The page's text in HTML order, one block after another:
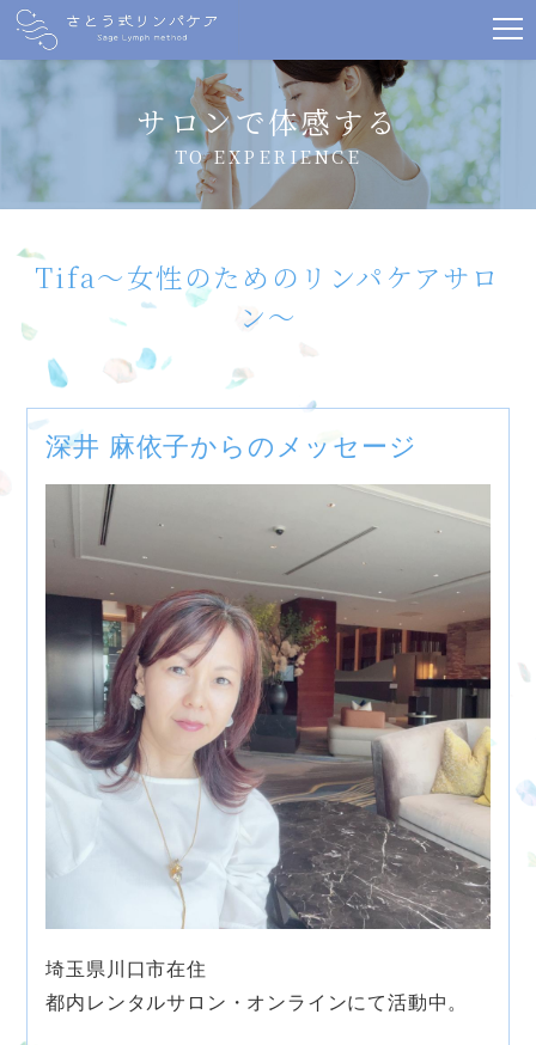
サロンで体感する
TO EXPERIENCE
Tifa〜女性のためのリンパケアサロ
ン〜
深井 麻依子からのメッセージ
埼玉県川口市在住
都内レンタルサロン・オンラインにて活動中。